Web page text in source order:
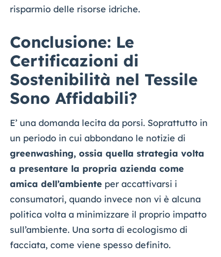
risparmio delle risorse idriche.
Conclusione: Le
Certificazioni di
Sostenibilità nel Tessile
Sono Affidabili?
E’ una domanda lecita da porsi. Soprattutto in
un periodo in cui abbondano le notizie di
greenwashing, ossia quella strategia volta
a presentare la propria azienda come
amica dell’ambiente per accattivarsi i
consumatori, quando invece non vi è alcuna
politica volta a minimizzare il proprio impatto
sull’ambiente. Una sorta di ecologismo di
facciata, come viene spesso definito.